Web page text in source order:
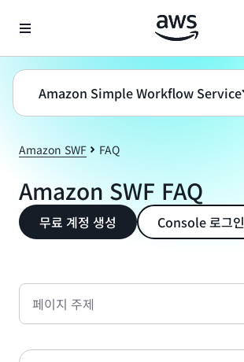
Amazon Simple Workflow Service
Amazon SWF FAQ
Amazon SWF FAQ
무료 계정 생성 Console 로그인
페이지 주제